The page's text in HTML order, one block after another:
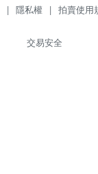
| 隱私權 | 拍賣使用
交易安全